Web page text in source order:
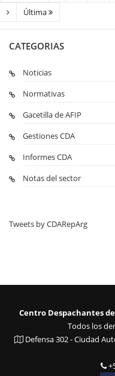
Última
CATEGORIAS
Noticias
Normativas
Gacetilla de AFIP
Gestiones CDA
Informes CDA
Notas del sector
Tweets by CDARepArg
Centro Despachantes
Todos los
Defensa 302 - Ciudad